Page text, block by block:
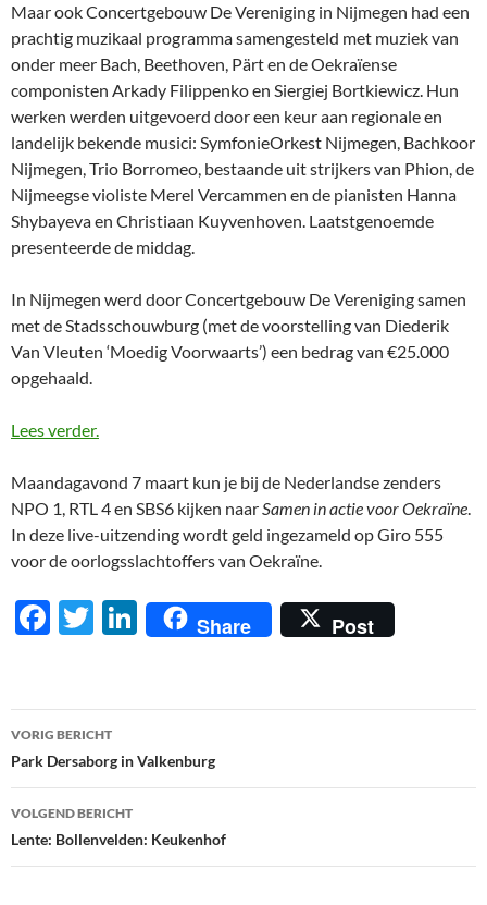
Maar ook Concertgebouw De Vereniging in Nijmegen had een
prachtig muzikaal programma samengesteld met muziek van
onder meer Bach, Beethoven, Pärt en de Oekraïense
componisten Arkady Filippenko en Siergiej Bortkiewicz. Hun
werken werden uitgevoerd door een keur aan regionale en
landelijk bekende musici: SymfonieOrkest Nijmegen, Bachkoor
Nijmegen, Trio Borromeo, bestaande uit strijkers van Phion, de
Nijmeegse violiste Merel Vercammen en de pianisten Hanna
Shybayeva en Christiaan Kuyvenhoven. Laatstgenoemde
presenteerde de middag.
In Nijmegen werd door Concertgebouw De Vereniging samen
met de Stadsschouwburg (met de voorstelling van Diederik
Van Vleuten ‘Moedig Voorwaarts’) een bedrag van €25.000
opgehaald.
Lees verder.
Maandagavond 7 maart kun je bij de Nederlandse zenders
NPO 1, RTL 4 en SBS6 kijken naarSamen in actie voor Oekraïne.
In deze live-uitzending wordt geld ingezameld op Giro 555
voor de oorlogsslachtoffers van Oekraïne.
F
b
o
o
k
T
er
Li
n
e
dI
n
Share Post
Berichtnavigatie
VORIG BERICHT
Park Dersaborg in Valkenburg
VOLGEND BERICHT
Lente: Bollenvelden: Keukenhof